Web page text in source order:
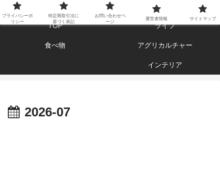
エンジョイ ブログライフ
TOP ライフ
食べ物 アグリカルチャー
インテリア
2026-07
プライバシーポ
リシー
特定商取引法に
基づく表記
お問い合わせペ
ージ
運営者情報 サイトマップ